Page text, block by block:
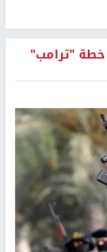
"ترامب"